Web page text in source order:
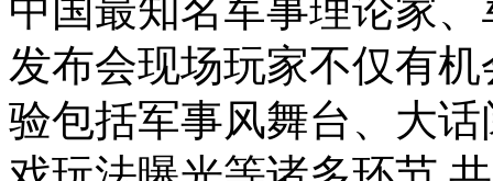
中国最知名军事理论家
发布会现场玩家不仅有
验包括军事风舞台、大